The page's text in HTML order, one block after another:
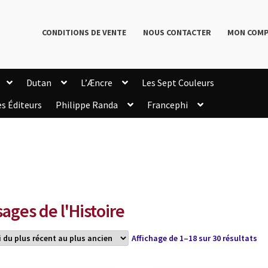
CONDITIONS DE VENTE NOUS CONTACTER MON
Dutan L’Æncre
Les Sept Couleurs
Éditeurs
Philippe Randa
Francephi
de l'Histoire
Affichage de 1–18 sur 30 résultatsTrié